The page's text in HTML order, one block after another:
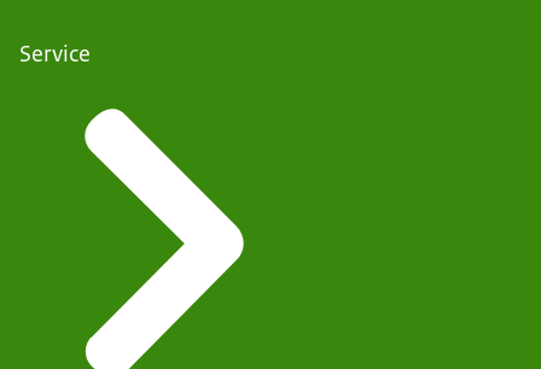
Service